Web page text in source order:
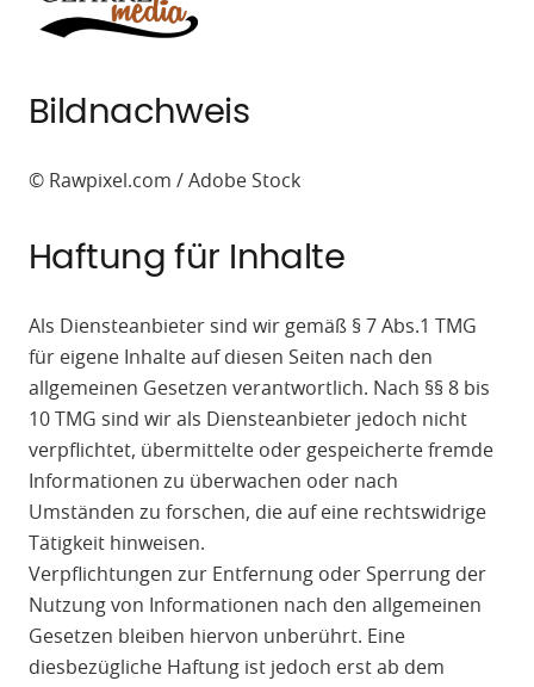
Bildnachweis
© Rawpixel.com / Adobe Stock
Haftung für Inhalte
Als Diensteanbieter sind wir gemäß § 7 Abs.1 TMG
für eigene Inhalte auf diesen Seiten nach den
allgemeinen Gesetzen verantwortlich. Nach §§ 8 bis
10 TMG sind wir als Diensteanbieter jedoch nicht
verpflichtet, übermittelte oder gespeicherte fremde
Informationen zu überwachen oder nach
Umständen zu forschen, die auf eine rechtswidrige
Tätigkeit hinweisen.
Verpflichtungen zur Entfernung oder Sperrung der
Nutzung von Informationen nach den allgemeinen
Gesetzen bleiben hiervon unberührt. Eine
diesbezügliche Haftung ist jedoch erst ab dem